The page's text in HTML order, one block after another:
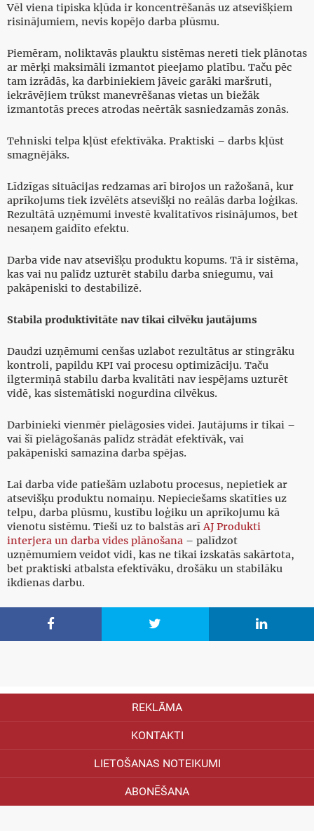
Vēl viena tipiska kļūda ir koncentrēšanās uz atsevišķiem
risinājumiem, nevis kopējo darba plūsmu.
Piemēram, noliktavās plauktu sistēmas nereti tiek plānotas
ar mērķi maksimāli izmantot pieejamo platību. Taču pēc
tam izrādās, ka darbiniekiem jāveic garāki maršruti,
iekrāvējiem trūkst manevrēšanas vietas un biežāk
izmantotās preces atrodas neērtāk sasniedzamās zonās.
Tehniski telpa kļūst efektīvāka. Praktiski – darbs kļūst
smagnējāks.
Līdzīgas situācijas redzamas arī birojos un ražošanā, kur
aprīkojums tiek izvēlēts atsevišķi no reālās darba loģikas.
Rezultātā uzņēmumi investē kvalitatīvos risinājumos, bet
nesaņem gaidīto efektu.
Darba vide nav atsevišķu produktu kopums. Tā ir sistēma,
kas vai nu palīdz uzturēt stabilu darba sniegumu, vai
pakāpeniski to destabilizē.
Stabila produktivitāte nav tikai cilvēku jautājums
Daudzi uzņēmumi cenšas uzlabot rezultātus ar stingrāku
kontroli, papildu KPI vai procesu optimizāciju. Taču
ilgtermiņā stabilu darba kvalitāti nav iespējams uzturēt
vidē, kas sistemātiski nogurdina cilvēkus.
Darbinieki vienmēr pielāgosies videi. Jautājums ir tikai –
vai šī pielāgošanās palīdz strādāt efektīvāk, vai
pakāpeniski samazina darba spējas.
Lai darba vide patiešām uzlabotu procesus, nepietiek ar
atsevišķu produktu nomaiņu. Nepieciešams skatīties uz
telpu, darba plūsmu, kustību loģiku un aprīkojumu kā
vienotu sistēmu. Tieši uz to balstās arī AJ Produkti
interjera un darba vides plānošana – palīdzot
uzņēmumiem veidot vidi, kas ne tikai izskatās sakārtota,
bet praktiski atbalsta efektīvāku, drošāku un stabilāku
ikdienas darbu.
  
REKLĀMA
KONTAKTI
LIETOŠANAS NOTEIKUMI
ABONĒŠANA